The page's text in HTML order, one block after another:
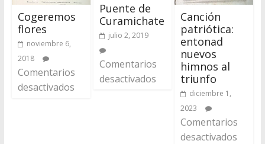
Cogeremos
flores
noviembre 6,
2018
Comentarios
desactivados
Puente de
Curamichate
julio 2, 2019
Comentarios
desactivados
Canción
patriótica:
entonad
nuevos
himnos al
triunfo
diciembre 1,
2023
Comentarios
desactivados